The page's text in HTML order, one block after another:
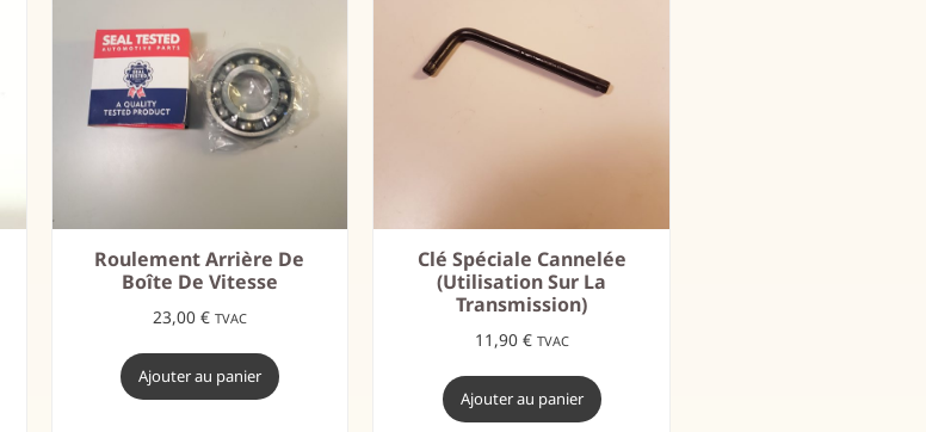
Roulement Arrière De
Boîte De Vitesse
23,00 € TVAC
Ajouter au panier
Clé Spéciale Cannelée
(utilisation Sur La
Transmission)
11,90 € TVAC
Ajouter au panier